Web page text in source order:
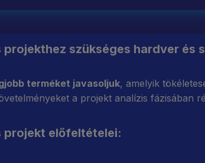
szükséges hardver és
terméket javasoljuk, amelyik
a projekt analízis fázisában
projekt előfeltételei: